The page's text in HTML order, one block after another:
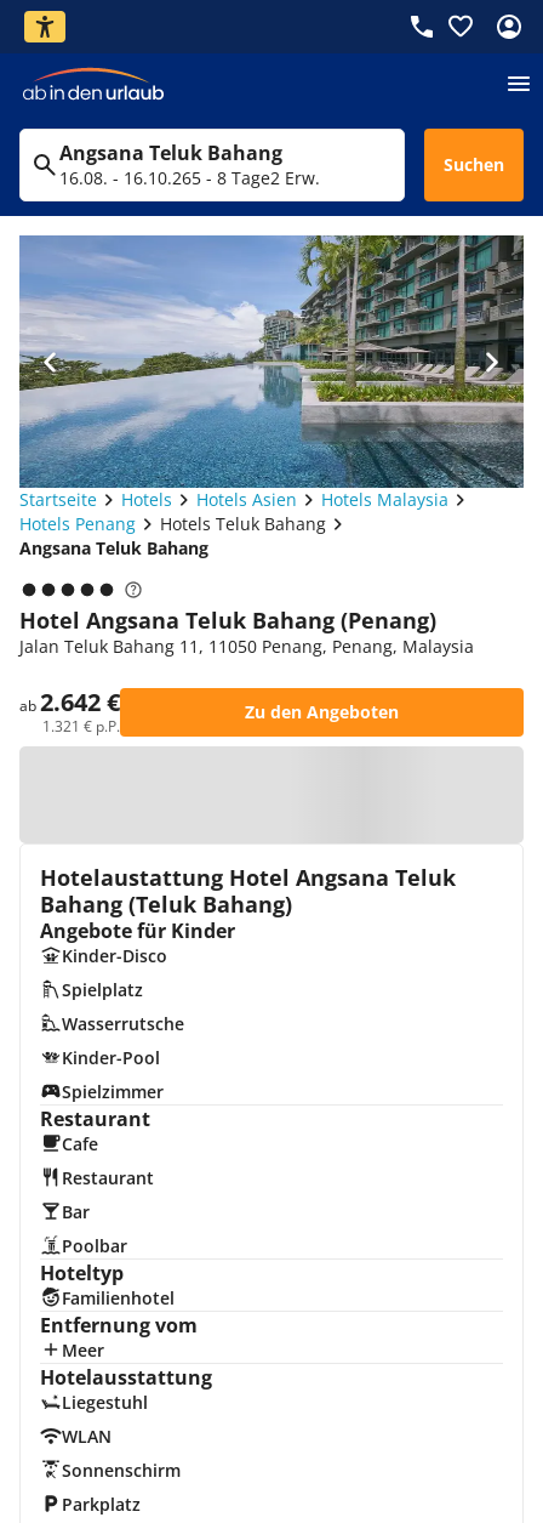
Angsana Teluk Bahang
16.08. - 16.10.265 - 8 Tage2 Erw.
Suchen
Startseite Hotels Hotels Asien
Hotels Malaysia
Hotels Penang
Hotels Teluk Bahang
Angsana Teluk Bahang
Hotel Angsana Teluk Bahang (Penang)
Jalan Teluk Bahang 11, 11050 Penang, Penang, Malaysia
ab2.642 €
1.321 € p.P.
Zu den Angeboten
Hotelaustattung Hotel Angsana Teluk
Bahang (Teluk Bahang)
Angebote für Kinder
Kinder-Disco
Spielplatz
Wasserrutsche
Kinder-Pool
Spielzimmer
Restaurant
Cafe
Restaurant
Bar
Poolbar
Hoteltyp
Familienhotel
Entfernung vom
Meer
Hotelausstattung
Liegestuhl
WLAN
Sonnenschirm
Parkplatz